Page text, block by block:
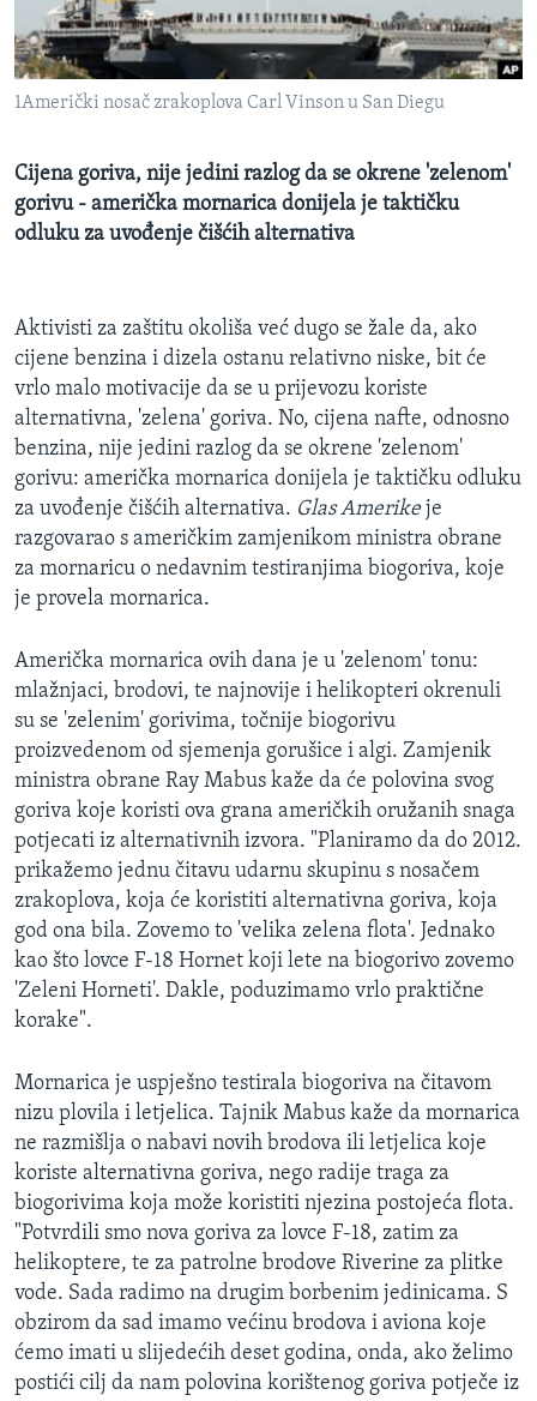
MAGAZIN
O GLASU AMERIKE
PRATITE NAS
1Američki nosač zrakoplova Carl Vinson u San Diegu
Cijena goriva, nije jedini razlog da se okrene 'zelenom'
gorivu - američka mornarica donijela je taktičku
odluku za uvođenje čišćih alternativa
Aktivisti za zaštitu okoliša već dugo se žale da, ako
cijene benzina i dizela ostanu relativno niske, bit će
vrlo malo motivacije da se u prijevozu koriste
alternativna, 'zelena' goriva. No, cijena nafte, odnosno
benzina, nije jedini razlog da se okrene 'zelenom'
gorivu: američka mornarica donijela je taktičku odluku
za uvođenje čišćih alternativa. Glas Amerikeje
razgovarao s američkim zamjenikom ministra obrane
za mornaricu o nedavnim testiranjima biogoriva, koje
je provela mornarica.
Američka mornarica ovih dana je u 'zelenom' tonu:
mlažnjaci, brodovi, te najnovije i helikopteri okrenuli
su se 'zelenim' gorivima, točnije biogorivu
proizvedenom od sjemenja gorušice i algi. Zamjenik
ministra obrane Ray Mabus kaže da će polovina svog
goriva koje koristi ova grana američkih oružanih snaga
potjecati iz alternativnih izvora. "Planiramo da do 2012.
prikažemo jednu čitavu udarnu skupinu s nosačem
zrakoplova, koja će koristiti alternativna goriva, koja
god ona bila. Zovemo to 'velika zelena flota'. Jednako
kao što lovce F-18 Hornet koji lete na biogorivo zovemo
'Zeleni Horneti'. Dakle, poduzimamo vrlo praktične
korake".
Mornarica je uspješno testirala biogoriva na čitavom
nizu plovila i letjelica. Tajnik Mabus kaže da mornarica
ne razmišlja o nabavi novih brodova ili letjelica koje
koriste alternativna goriva, nego radije traga za
biogorivima koja može koristiti njezina postojeća flota.
"Potvrdili smo nova goriva za lovce F-18, zatim za
helikoptere, te za patrolne brodove Riverine za plitke
vode. Sada radimo na drugim borbenim jedinicama. S
obzirom da sad imamo većinu brodova i aviona koje
ćemo imati u slijedećih deset godina, onda, ako želimo
postići cilj da nam polovina korištenog goriva potječe iz